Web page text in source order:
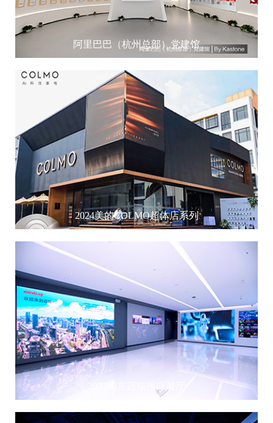
阿里巴巴（杭州总部）党建馆
2024美的COLMO超体店系列